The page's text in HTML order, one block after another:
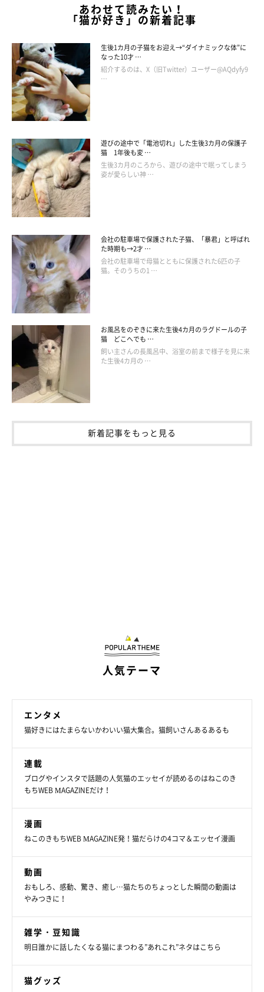
あわせて読みたい！
「猫が好き」の新着記事
生後1カ月の子猫をお迎え→“ダイナミックな体”に
なった10才 …
紹介するのは、X（旧Twitter）ユーザー@AQdyfy9
…
遊びの途中で「電池切れ」した生後3カ月の保護子
猫 1年後も変 …
生後3カ月のころから、遊びの途中で眠ってしまう
姿が愛らしい神 …
会社の駐車場で保護された子猫、「暴君」と呼ばれ
た時期も→2才 …
会社の駐車場で母猫とともに保護された6匹の子
猫。そのうちの1 …
お風呂をのぞきに来た生後4カ月のラグドールの子
猫 どこへでも …
飼い主さんの長風呂中、浴室の前まで様子を見に来
た生後4カ月の …
新着記事をもっと見る
人気テーマ
エンタメ
猫好きにはたまらないかわいい猫大集合。猫飼いさんあるあるも
連載
ブログやインスタで話題の人気猫のエッセイが読めるのはねこのき
もちWEB MAGAZINEだけ！
漫画
ねこのきもちWEB MAGAZINE発！猫だらけの4コマ＆エッセイ漫画
動画
おもしろ、感動、驚き、癒し…猫たちのちょっとした瞬間の動画は
やみつきに！
雑学・豆知識
明日誰かに話したくなる猫にまつわる”あれこれ”ネタはこちら
猫グッズ